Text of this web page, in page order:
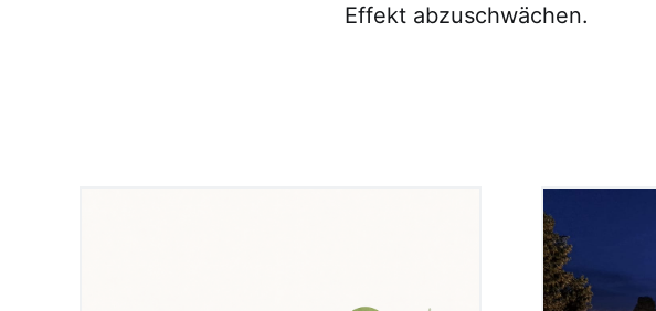
Effekt abzuschwächen.